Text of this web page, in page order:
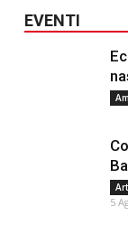
EVENTI
5